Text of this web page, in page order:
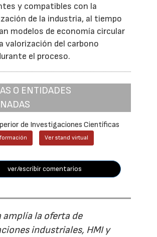
y compatibles con la
de la industria, al tiempo
modelos de economía circular
valorización del carbono
el proceso.
O ENTIDADES
de Investigaciones Científicas
Ver stand virtual
ver/escribir comentarios
amplía la oferta de
industriales, HMI y